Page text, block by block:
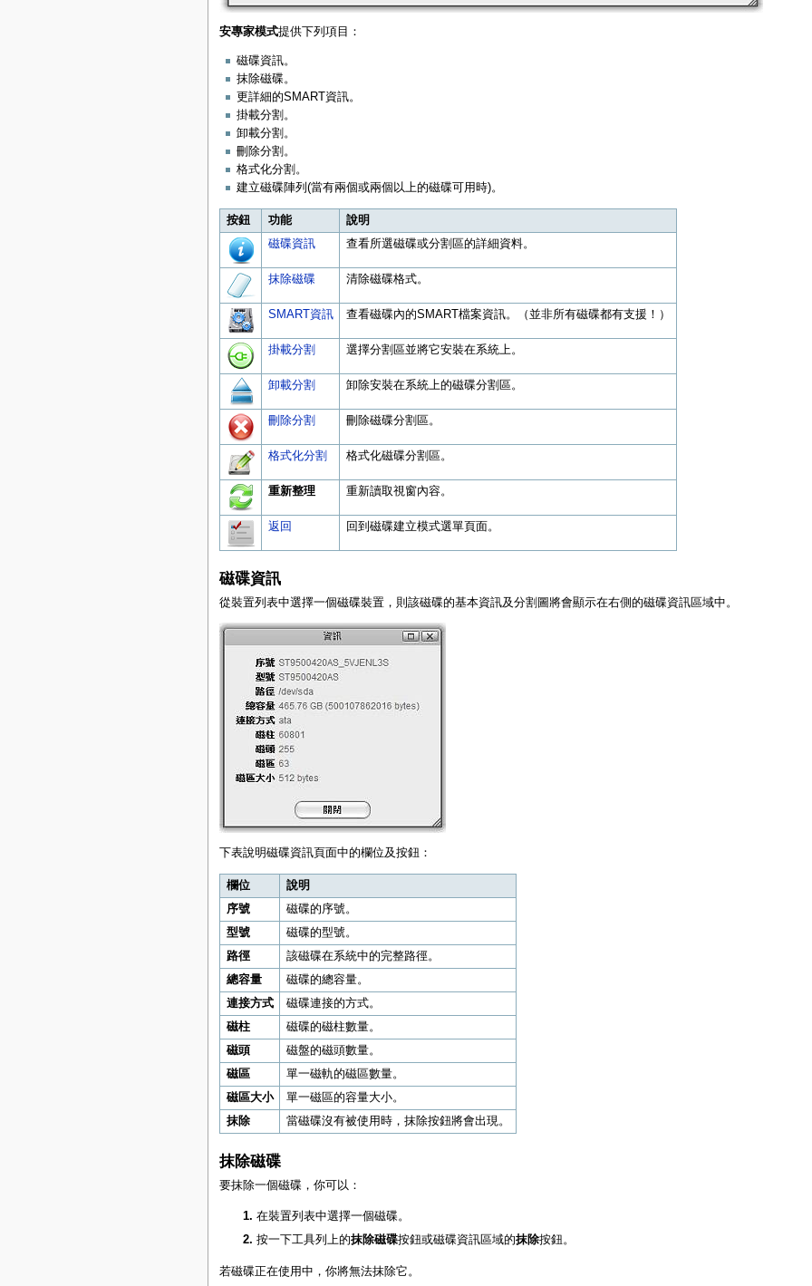
安專家模式提供下列項目：
磁碟資訊。
抹除磁碟。
更詳細的SMART資訊。
掛載分割。
卸載分割。
刪除分割。
格式化分割。
建立磁碟陣列(當有兩個或兩個以上的磁碟可用時)。
按鈕 功能
說明
磁碟資訊
查看所選磁碟或分割區的詳細資料。
抹除磁碟 清除磁碟格式。
SMART資訊 查看磁碟內的SMART檔案資訊。（並非所有磁碟都有支援！）
掛載分割 選擇分割區並將它安裝在系統上。
卸載分割 卸除安裝在系統上的磁碟分割區。
刪除分割 刪除磁碟分割區。
格式化分割 格式化磁碟分割區。
重新整理 重新讀取視窗內容。
返回 回到磁碟建立模式選單頁面。
磁碟資訊
從裝置列表中選擇一個磁碟裝置，則該磁碟的基本資訊及分割圖將會顯示在右側的磁碟資訊區域中。
下表說明磁碟資訊頁面中的欄位及按鈕：
欄位
說明
序號
磁碟的序號。
型號
磁碟的型號。
路徑
該磁碟在系統中的完整路徑。
總容量
磁碟的總容量。
連接方式
磁碟連接的方式。
磁柱
磁碟的磁柱數量。
磁頭
磁盤的磁頭數量。
磁區
單一磁軌的磁區數量。
磁區大小
單一磁區的容量大小。
抹除
當磁碟沒有被使用時，抹除按鈕將會出現。
抹除磁碟
要抹除一個磁碟，你可以：
在裝置列表中選擇一個磁碟。
按一下工具列上的抹除磁碟按鈕或磁碟資訊區域的抹除按鈕。
若磁碟正在使用中，你將無法抹除它。